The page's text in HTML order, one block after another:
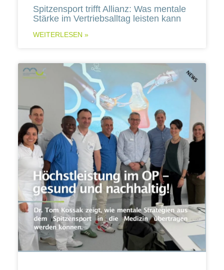
Spitzensport trifft Allianz: Was mentale
Stärke im Vertriebsalltag leisten kann
WEITERLESEN »